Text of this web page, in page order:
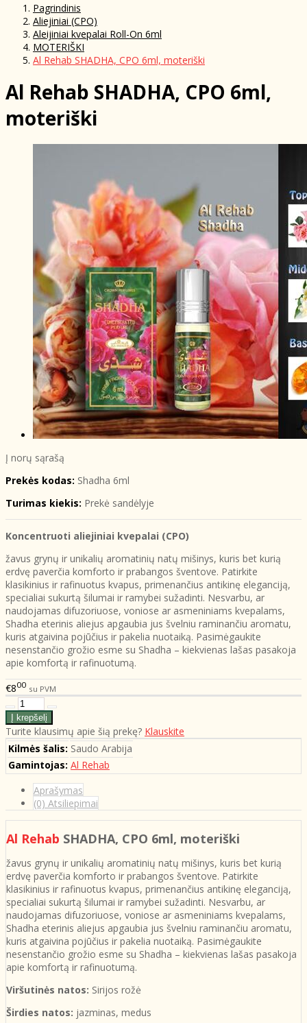
Pagrindinis
Aliejiniai (CPO)
Aleijiniai kvepalai Roll-On 6ml
MOTERIŠKI
Al Rehab SHADHA, CPO 6ml, moteriški
Al Rehab SHADHA, CPO 6ml,
moteriški
Į norų sąrašą
Prekės kodas: Shadha 6ml
Turimas kiekis: Prekė sandėlyje
Koncentruoti aliejiniai kvepalai (CPO)
žavus grynų ir unikalių aromatinių natų mišinys, kuris bet kurią
erdvę paverčia komforto ir prabangos šventove. Patirkite
klasikinius ir rafinuotus kvapus, primenančius antikinę eleganciją,
specialiai sukurtą šilumai ir ramybei sužadinti. Nesvarbu, ar
naudojamas difuzoriuose, voniose ar asmeniniams kvepalams,
Shadha eterinis aliejus apgaubia jus švelniu raminančiu aromatu,
kuris atgaivina pojūčius ir pakelia nuotaiką. Pasimėgaukite
nesenstančio grožio esme su Shadha – kiekvienas lašas pasakoja
apie komfortą ir rafinuotumą.
€800 su PVM
Turite klausimų apie šią prekę? Klauskite
Kilmės šalis: Saudo Arabija
Gamintojas: Al Rehab
Aprašymas
(0) Atsiliepimai
Al Rehab SHADHA, CPO 6ml, moteriški
žavus grynų ir unikalių aromatinių natų mišinys, kuris bet kurią
erdvę paverčia komforto ir prabangos šventove. Patirkite
klasikinius ir rafinuotus kvapus, primenančius antikinę eleganciją,
specialiai sukurtą šilumai ir ramybei sužadinti. Nesvarbu, ar
naudojamas difuzoriuose, voniose ar asmeniniams kvepalams,
Shadha eterinis aliejus apgaubia jus švelniu raminančiu aromatu,
kuris atgaivina pojūčius ir pakelia nuotaiką. Pasimėgaukite
nesenstančio grožio esme su Shadha – kiekvienas lašas pasakoja
apie komfortą ir rafinuotumą.
Viršutinės natos: Sirijos rožė
Širdies natos: jazminas, medus